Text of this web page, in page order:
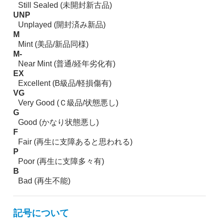
Still Sealed (未開封新古品)
UNP
Unplayed (開封済み新品)
M
Mint (美品/新品同様)
M-
Near Mint (普通/経年劣化有)
EX
Excellent (B級品/軽損傷有)
VG
Very Good (Ｃ級品/状態悪し)
G
Good (かなり状態悪し)
F
Fair (再生に支障あると思われる)
P
Poor (再生に支障多々有)
B
Bad (再生不能)
記号について